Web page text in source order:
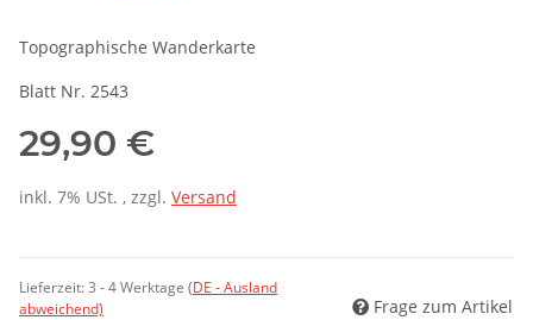
Topographische Wanderkarte
Blatt Nr. 2543
29,90 €
inkl. 7% USt. , zzgl. Versand
Lieferzeit:3 - 4 Werktage (DE - Ausland
abweichend)
Frage zum Artikel